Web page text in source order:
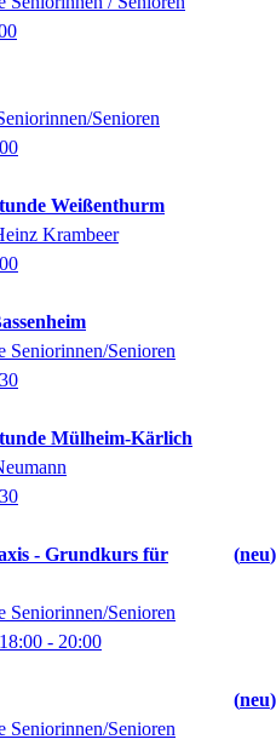
Senioren
Weißenthurm
Krambeer
Seniorinnen/Senioren
Mülheim-Kärlich
- Grundkurs für
neu
Seniorinnen/Senioren
18:00 - 20:00
neu
Seniorinnen/Senioren